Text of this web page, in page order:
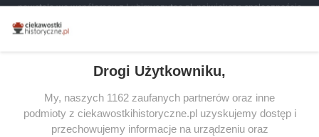
powstała we współpracy z Lubimyczytac.pl, największą społecznością
tytułów najwyżej ocenianych przez czytelników.
SERWIS
Drogi Użytkowniku,
My, naszych 1162 zaufanych partnerów oraz inne
podmioty z ciekawostkihistoryczne.pl uzyskujemy dostęp i
przechowujemy informacje na urządzeniu oraz